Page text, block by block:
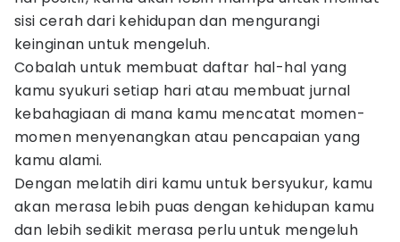
sisi cerah dari kehidupan dan mengurangi
keinginan untuk mengeluh.
Cobalah untuk membuat daftar hal-hal yang
kamu syukuri setiap hari atau membuat jurnal
kebahagiaan di mana kamu mencatat momen-
momen menyenangkan atau pencapaian yang
kamu alami.
Dengan melatih diri kamu untuk bersyukur, kamu
akan merasa lebih puas dengan kehidupan kamu
dan lebih sedikit merasa perlu untuk mengeluh